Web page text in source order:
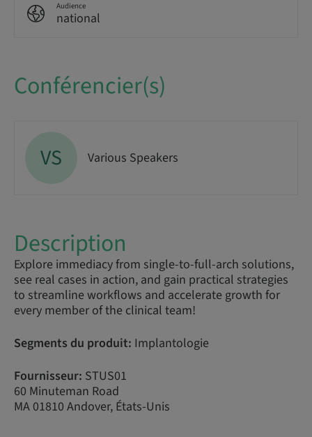
Audience
national
Conférencier(s)
VS Various Speakers
Description
Explore immediacy from single-to-full-arch solutions,
see real cases in action, and gain practical strategies
to streamline workflows and accelerate growth for
every member of the clinical team!
Segments du produit: Implantologie
Fournisseur: STUS01
60 Minuteman Road
MA 01810 Andover, États-Unis